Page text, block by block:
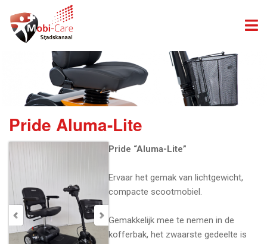
Pride Aluma-Lite
Pride “Aluma-Lite”
Ervaar het gemak van lichtgewicht,
compacte scootmobiel.
Gemakkelijk mee te nemen in de
kofferbak, het zwaarste gedeelte is